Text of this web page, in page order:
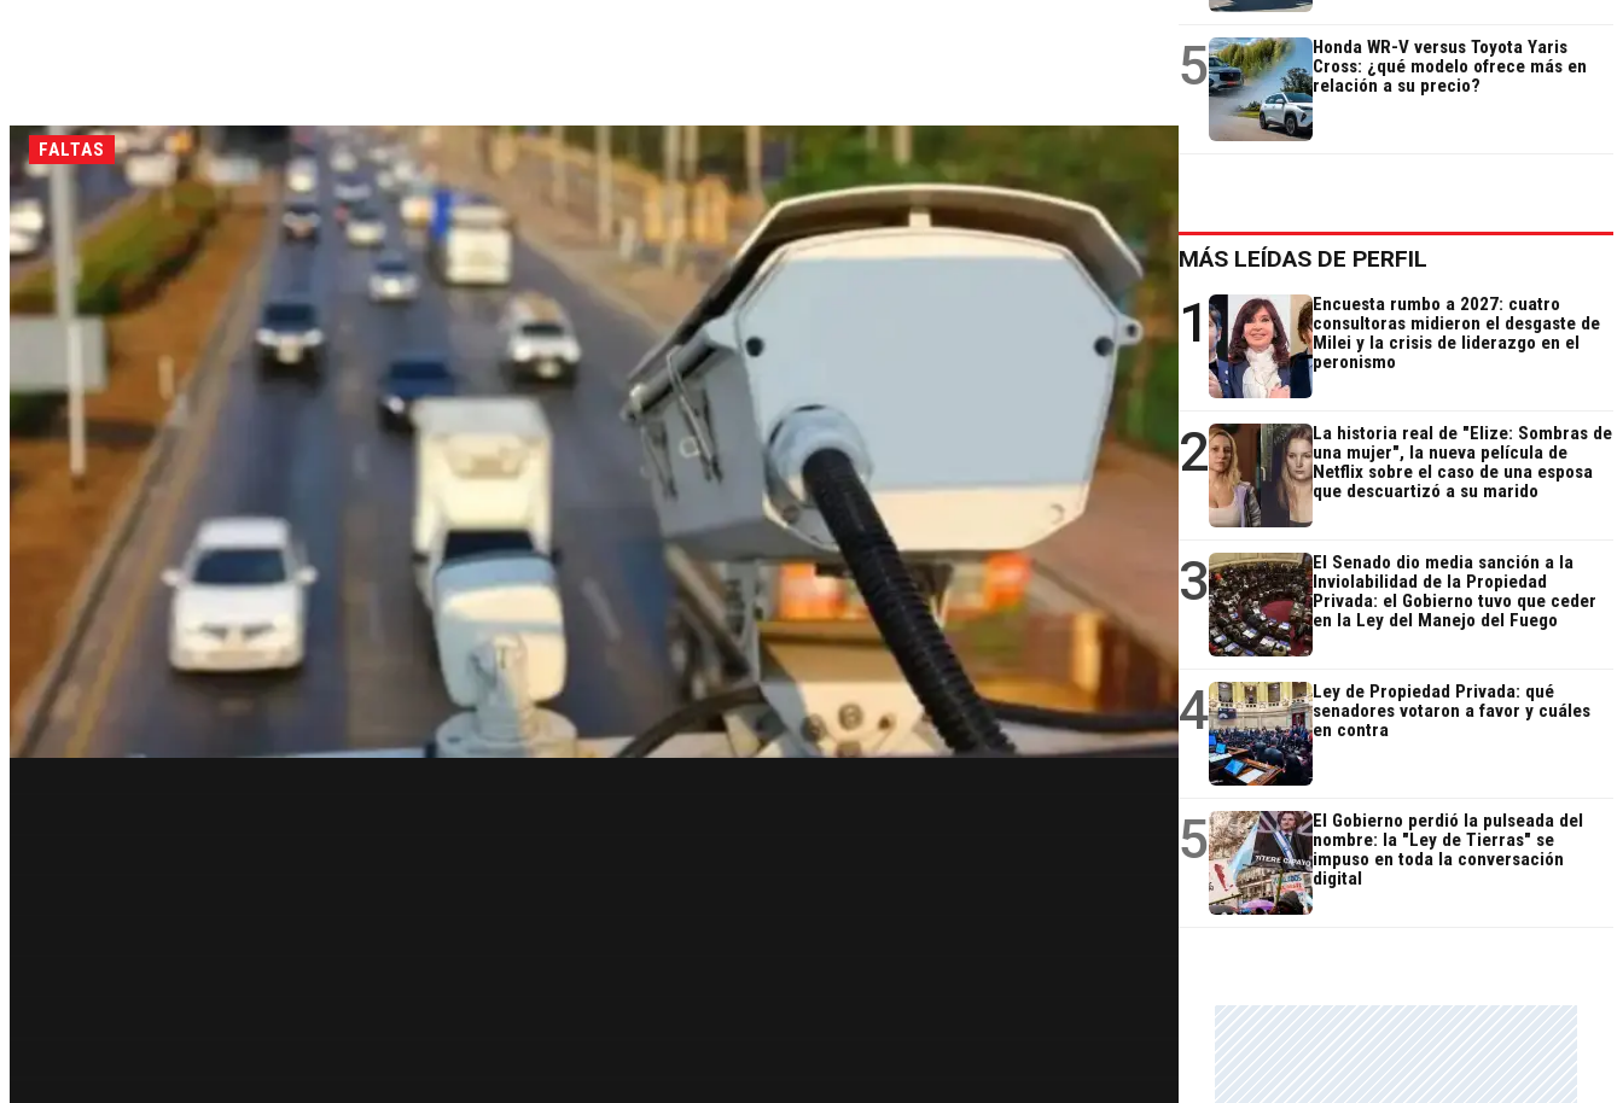
FALTAS
5
Honda WR-V versus Toyota Yaris
Cross: ¿qué modelo ofrece más en
relación a su precio?
MÁS LEÍDAS DE PERFIL
1
Encuesta rumbo a 2027: cuatro
consultoras midieron el desgaste de
Milei y la crisis de liderazgo en el
peronismo
2
La historia real de "Elize: Sombras de
una mujer", la nueva película de
Netflix sobre el caso de una esposa
que descuartizó a su marido
3
El Senado dio media sanción a la
Inviolabilidad de la Propiedad
Privada: el Gobierno tuvo que ceder
en la Ley del Manejo del Fuego
4
Ley de Propiedad Privada: qué
senadores votaron a favor y cuáles
en contra
5
El Gobierno perdió la pulseada del
nombre: la "Ley de Tierras" se
impuso en toda la conversación
digital